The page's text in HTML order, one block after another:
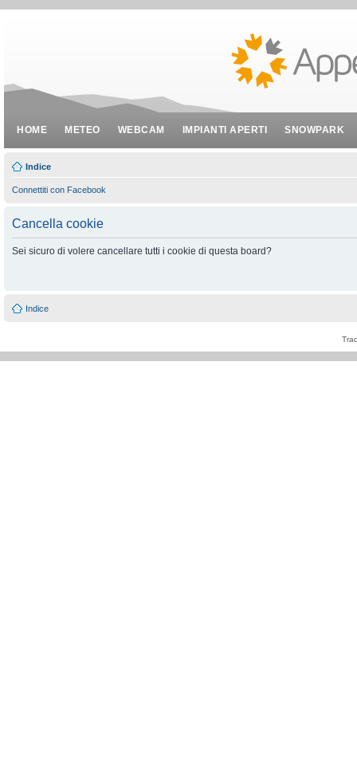
HOME METEO WEBCAM IMPIANTI APERTI SNOWPARK
Indice
Connettiti con Facebook
Cancella cookie
Sei sicuro di volere cancellare tutti i cookie di questa board?
Indice